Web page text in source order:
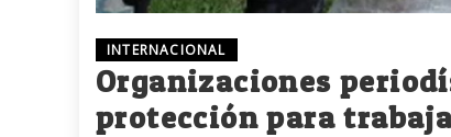
INTERNACIONAL
Organizaciones
protección para